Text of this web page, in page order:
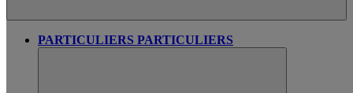
PARTICULIERS PARTICULIERS